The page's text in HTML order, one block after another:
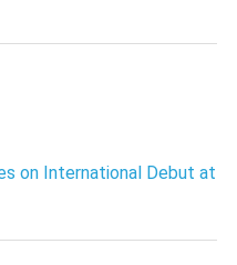
on International Debut at